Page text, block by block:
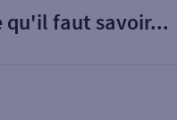
qu'il faut savoir...